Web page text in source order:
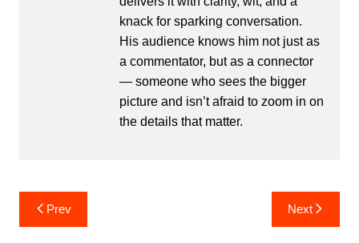
knack for sparking conversation.
His audience knows him not just as
a commentator, but as a connector
— someone who sees the bigger
picture and isn’t afraid to zoom in on
the details that matter.
Post
navigation
Prev Next